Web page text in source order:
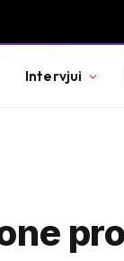
Intervjui